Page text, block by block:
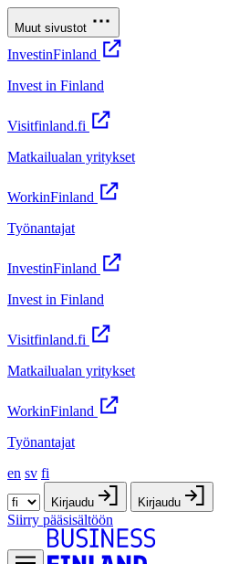
Muut sivustot
InvestinFinland
Invest in Finland
Visitfinland.fi
Matkailualan yritykset
WorkinFinland
Työnantajat
InvestinFinland
Invest in Finland
Visitfinland.fi
Matkailualan yritykset
WorkinFinland
Työnantajat
en sv fi
Kirjaudu Kirjaudu
Siirry pääsisältöön